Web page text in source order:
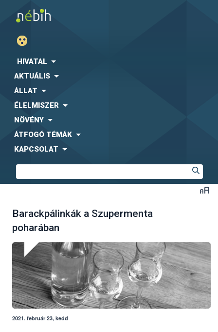
HIVATAL
AKTUÁLIS
ÁLLAT
ÉLELMISZER
NÖVÉNY
ÁTFOGÓ TÉMÁK
KAPCSOLAT
Barackpálinkák a Szupermenta
poharában
2021. február 23, kedd